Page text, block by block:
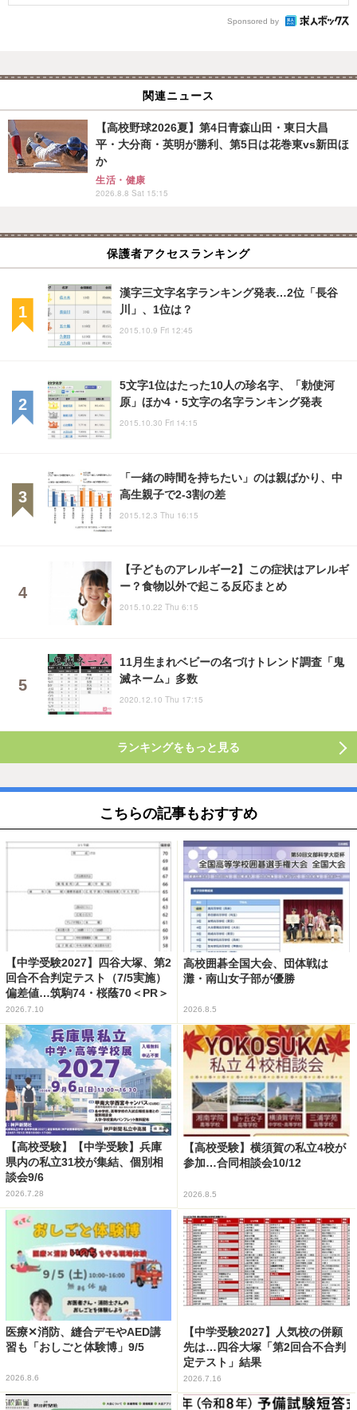
Sponsored by
関連ニュース
【高校野球2026夏】第4日青森山田・東日大昌
平・大分商・英明が勝利、第5日は花巻東vs新田ほ
か
生活・健康
2026.8.8 Sat 15:15
保護者アクセスランキング
漢字三文字名字ランキング発表…2位「長谷
川」、1位は？
2015.10.9 Fri 12:45
5文字1位はたった10人の珍名字、「勅使河
原」ほか4・5文字の名字ランキング発表
2015.10.30 Fri 14:15
「一緒の時間を持ちたい」のは親ばかり、中
高生親子で2-3割の差
2015.12.3 Thu 16:15
【子どものアレルギー2】この症状はアレルギ
ー？食物以外で起こる反応まとめ
2015.10.22 Thu 6:15
11月生まれベビーの名づけトレンド調査「鬼
滅ネーム」多数
2020.12.10 Thu 17:15
ランキングをもっと見る
こちらの記事もおすすめ
【中学受験2027】四谷大塚、第2
回合不合判定テスト（7/5実施）
偏差値…筑駒74・桜蔭70＜PR＞
2026.7.10
高校囲碁全国大会、団体戦は
灘・南山女子部が優勝
2026.8.5
【高校受験】【中学受験】兵庫
県内の私立31校が集結、個別相
談会9/6
2026.7.28
【高校受験】横須賀の私立4校が
参加…合同相談会10/12
2026.8.5
医療✕消防、縫合デモやAED講
習も「おしごと体験博」9/5
2026.8.6
【中学受験2027】人気校の併願
先は…四谷大塚「第2回合不合判
定テスト」結果
2026.7.16